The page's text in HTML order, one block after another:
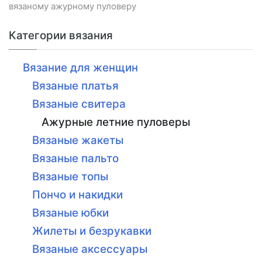
вязаному ажурному пуловеру
Категории вязания
Вязание для женщин
Вязаные платья
Вязаные свитера
Ажурные летние пуловеры
Вязаные жакеты
Вязаные пальто
Вязаные топы
Пончо и накидки
Вязаные юбки
Жилеты и безрукавки
Вязаные аксессуары